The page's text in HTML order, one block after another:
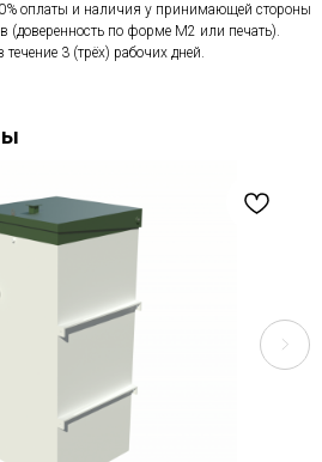
оплаты и наличия у принимающей стороны
(доверенность по форме М2 или печать).
3 (трёх) рабочих дней.